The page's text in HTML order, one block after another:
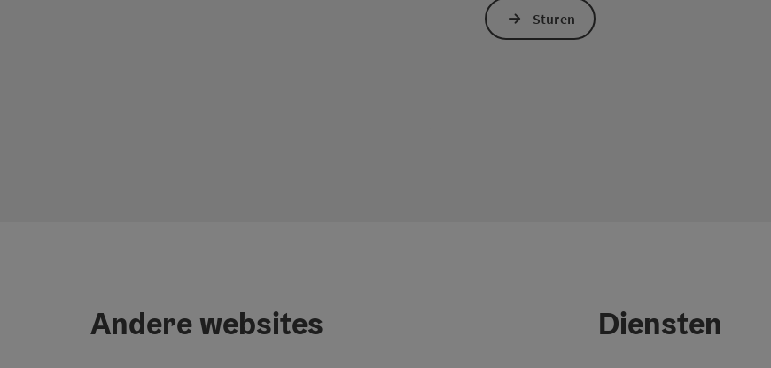
Sturen
Andere websites Diensten